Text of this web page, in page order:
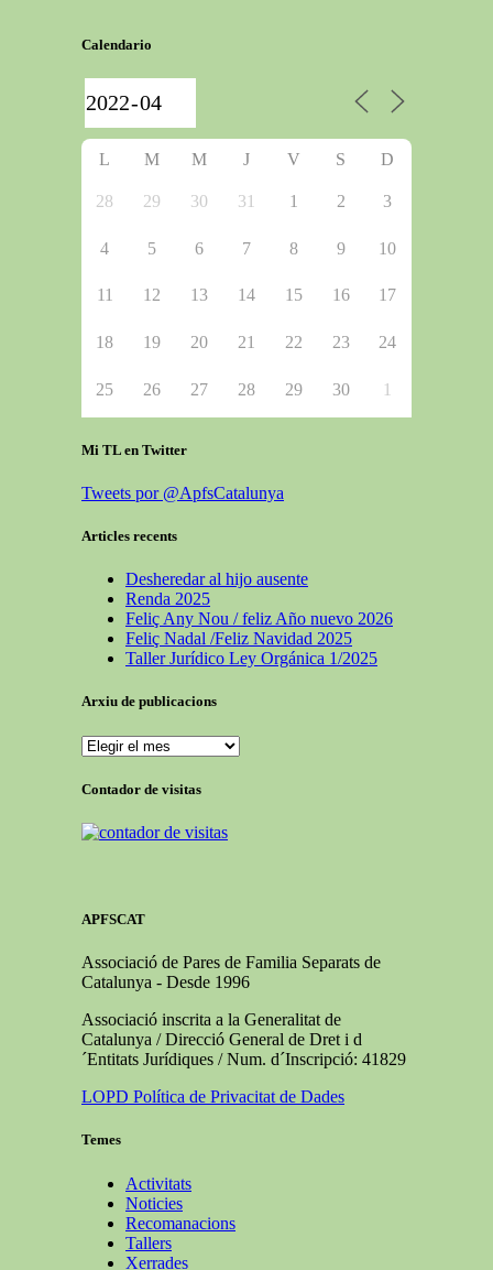
Calendario
L M M J V S D
28 29 30 31 1 2 3
4 5 6 7 8 9 10
11 12 13 14 15 16 17
18 19 20 21 22 23 24
25 26 27 28 29 30 1
Mi TL en Twitter
Tweets por @ApfsCatalunya
Articles recents
Desheredar al hijo ausente
Renda 2025
Feliç Any Nou / feliz Año nuevo 2026
Feliç Nadal /Feliz Navidad 2025
Taller Jurídico Ley Orgánica 1/2025
Arxiu de publicacions
Contador de visitas
APFSCAT
Associació de Pares de Familia Separats de
Catalunya - Desde 1996
Associació inscrita a la Generalitat de
Catalunya / Direcció General de Dret i d
´Entitats Jurídiques / Num. d´Inscripció: 41829
LOPD Política de Privacitat de Dades
Temes
Activitats
Noticies
Recomanacions
Tallers
Xerrades